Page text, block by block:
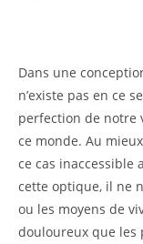
Dans une
n’existe pas en ce
perfection de notre
ce monde. Au
ce cas inaccessible
cette optique, il ne
ou les moyens de
douloureux que les